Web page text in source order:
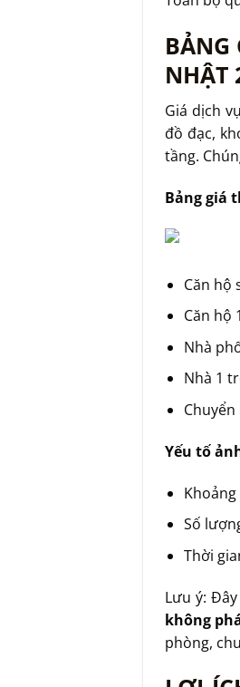
BẢNG
NHẬT
Giá dịch vụ
đồ đạc,
tầng.
Bảng giá
Căn hộ
Căn hộ
Nhà
Nhà 1
Yếu tố
Số
Thời
Lưu ý:
không
phòng,